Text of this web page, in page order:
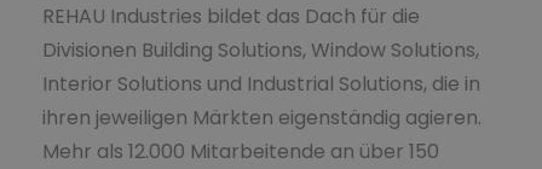
REHAU Industries bildet das Dach für die
Divisionen Building Solutions, Window Solutions,
Interior Solutions und Industrial Solutions, die in
ihren jeweiligen Märkten eigenständig agieren.
Mehr als 12.000 Mitarbeitende an über 150